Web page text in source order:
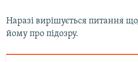
Наразі вирішується питання
йому про підозру.